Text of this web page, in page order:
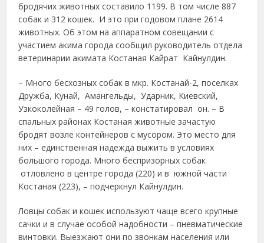
бродячих животных составило 1199. В том числе 887
собак и 312 кошек. И это при годовом плане 2614
животных. Об этом на аппаратном совещании с
участием акима города сообщил руководитель отдела
ветеринарии акимата Костаная Кайрат Кайнулдин.
– Много бесхозных собак в мкр. Костанай-2, поселках
Дружба, Кунай, Амангельды, Ударник, Киевский,
Узкоколейная – 49 голов, – констатировал он. – В
спальных районах Костаная животные зачастую
бродят возле контейнеров с мусором. Это место для
них – единственная надежда выжить в условиях
большого города. Много беспризорных собак
отловлено в центре города (220) и в южной части
Костаная (223), – подчеркнул Кайнулдин.
Ловцы собак и кошек используют чаще всего крупные
сачки и в случае особой надобности – пневматические
винтовки. Выезжают они по звонкам населения или